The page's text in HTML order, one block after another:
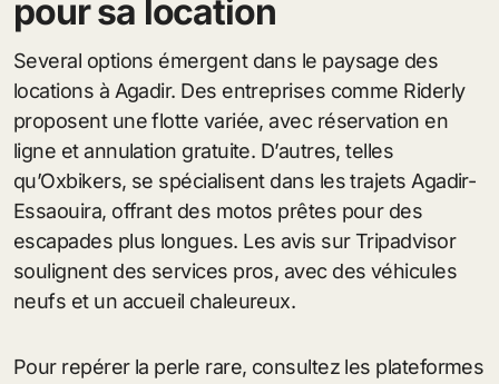
pour sa location
Several options émergent dans le paysage des
locations à Agadir. Des entreprises comme Riderly
proposent une flotte variée, avec réservation en
ligne et annulation gratuite. D’autres, telles
qu’Oxbikers, se spécialisent dans les trajets Agadir-
Essaouira, offrant des motos prêtes pour des
escapades plus longues. Les avis sur Tripadvisor
soulignent des services pros, avec des véhicules
neufs et un accueil chaleureux.
Pour repérer la perle rare, consultez les plateformes